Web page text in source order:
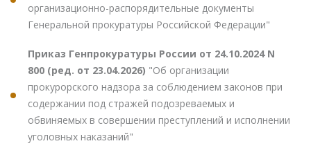
организационно-распорядительные документы
Генеральной прокуратуры Российской Федерации"
Приказ Генпрокуратуры России от 24.10.2024 N
800 (ред. от 23.04.2026) "Об организации
прокурорского надзора за соблюдением законов при
содержании под стражей подозреваемых и
обвиняемых в совершении преступлений и исполнении
уголовных наказаний"